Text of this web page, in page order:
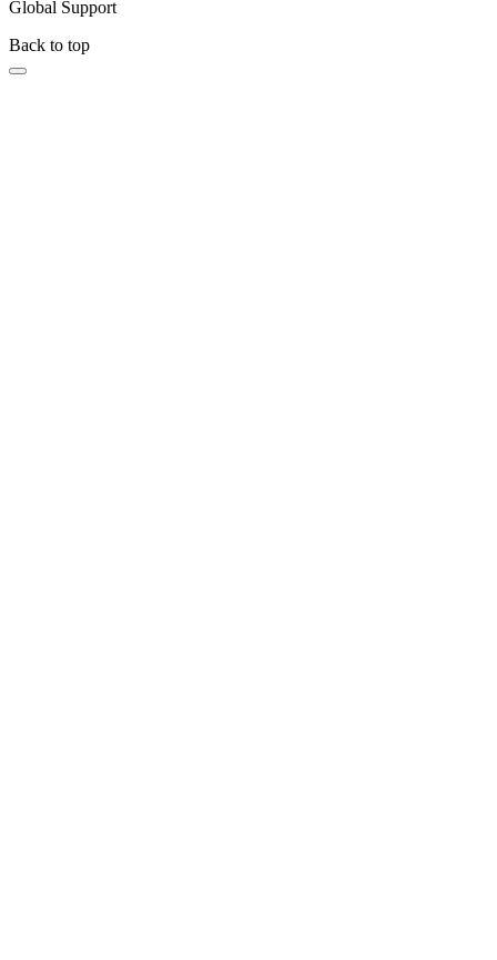
Global Support
Back to top